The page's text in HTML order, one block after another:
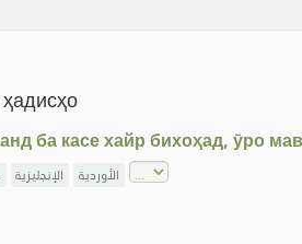
ба касе хайр бихоҳад, ӯро
الإنجليزية الأوردية